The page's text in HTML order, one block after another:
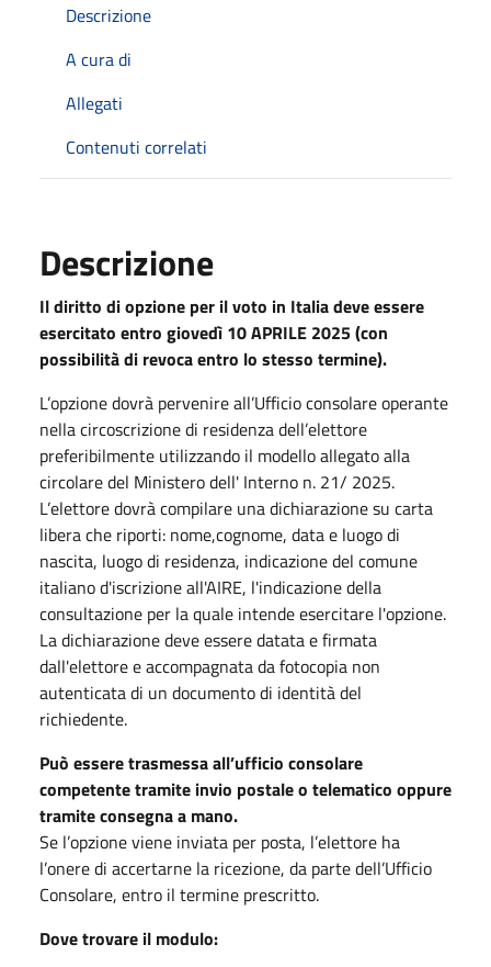
Descrizione
A cura di
Allegati
Contenuti correlati
Descrizione
Il diritto di opzione per il voto in Italia deve essere
esercitato entro giovedì 10 APRILE 2025 (con
possibilità di revoca entro lo stesso termine).
L’opzione dovrà pervenire all’Ufficio consolare operante
nella circoscrizione di residenza dell’elettore
preferibilmente utilizzando il modello allegato alla
circolare del Ministero dell' Interno n. 21/ 2025.
L’elettore dovrà compilare una dichiarazione su carta
libera che riporti: nome,cognome, data e luogo di
nascita, luogo di residenza, indicazione del comune
italiano d'iscrizione all'AIRE, l'indicazione della
consultazione per la quale intende esercitare l'opzione.
La dichiarazione deve essere datata e firmata
dall'elettore e accompagnata da fotocopia non
autenticata di un documento di identità del
richiedente.
Può essere trasmessa all’ufficio consolare
competente tramite invio postale o telematico oppure
tramite consegna a mano.
Se l’opzione viene inviata per posta, l’elettore ha
l’onere di accertarne la ricezione, da parte dell’Ufficio
Consolare, entro il termine prescritto.
Dove trovare il modulo: